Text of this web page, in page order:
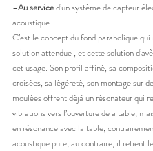
–Au service d’un système de capteur
acoustique.
C’est le concept du fond parabolique
solution attendue , et cette solution
cet usage. Son profil affiné, sa
croisées, sa légèreté, son montage sur
moulées offrent déjà un résonateur qui
vibrations vers l’ouverture de a table,
en résonance avec la table,
acoustique pure, au contraire, il retient